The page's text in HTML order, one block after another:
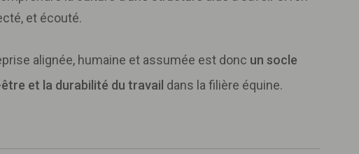
et écouté.
alignée, humaine et assumée est donc un socle
et la durabilité du travail dans la filière équine.